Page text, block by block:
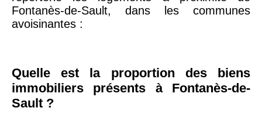
51100 -Reims
Fontanès-de-Sault, dans les communes
avoisinantes :
Quelle est la proportion des biens
immobiliers présents à Fontanès-de-
Sault ?